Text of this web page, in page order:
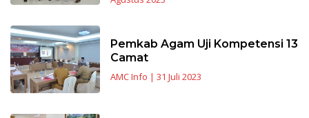
Pemkab Agam Uji Kompetensi 13
Camat
AMC Info | 31 Juli 2023